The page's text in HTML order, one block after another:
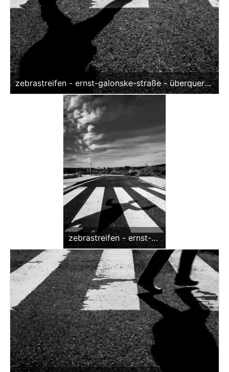
edi
tio
n
zebrastreifen - ernst-galonske-straße - überqueren
(sw)<br>offene edition
zebrastreifen - ernst-
galonske-straße -
schattenspiel (sw)
<br>offene edition